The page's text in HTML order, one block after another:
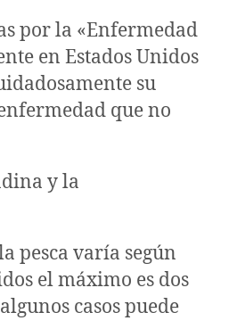
por la «Enfermedad
en Estados Unidos
su
que no
y la
pesca varía según
el máximo es dos
casos puede